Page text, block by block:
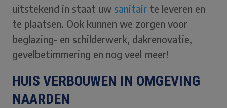
uitstekend in staat uw sanitair te leveren en
te plaatsen. Ook kunnen we zorgen voor
beglazing- en schilderwerk, dakrenovatie,
gevelbetimmering en nog veel meer!
HUIS VERBOUWEN IN OMGEVING
NAARDEN